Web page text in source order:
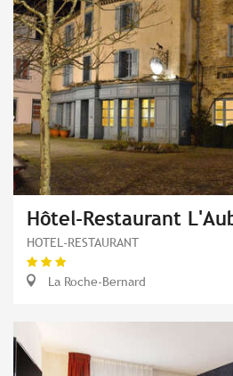
Hôtel-Restaurant
HOTEL-RESTAURANT
La Roche-Bernard